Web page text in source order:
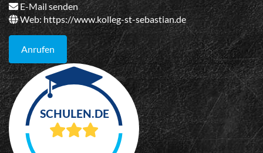
E-Mail senden
Web:https://www.kolleg-st-sebastian.de
Anrufen